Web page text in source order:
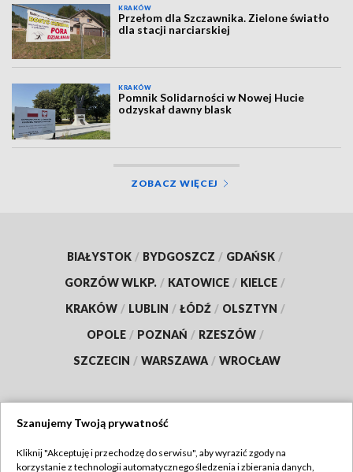
KRAKÓW
Przełom dla Szczawnika. Zielone światło
dla stacji narciarskiej
KRAKÓW
Pomnik Solidarności w Nowej Hucie
odzyskał dawny blask
ZOBACZ WIĘCEJ
BIAŁYSTOK / BYDGOSZCZ / GDAŃSK /
GORZÓW WLKP. / KATOWICE / KIELCE /
KRAKÓW / LUBLIN / ŁÓDŹ / OLSZTYN /
OPOLE / POZNAŃ / RZESZÓW /
SZCZECIN / WARSZAWA / WROCŁAW
Szanujemy Twoją prywatność
Kliknij "Akceptuję i przechodzę do serwisu", aby wyrazić zgody na
korzystanie z technologii automatycznego śledzenia i zbierania danych,